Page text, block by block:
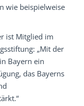
wie beispielweise
ist Mitglied im
„Mit der
Bayern ein
das Bayerns